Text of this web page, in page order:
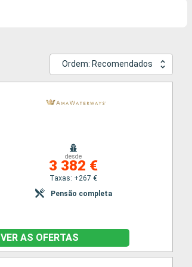
Ordem: Recomendados
desde
3 382 €
Taxas: +267 €
Pensão completa
VER AS OFERTAS